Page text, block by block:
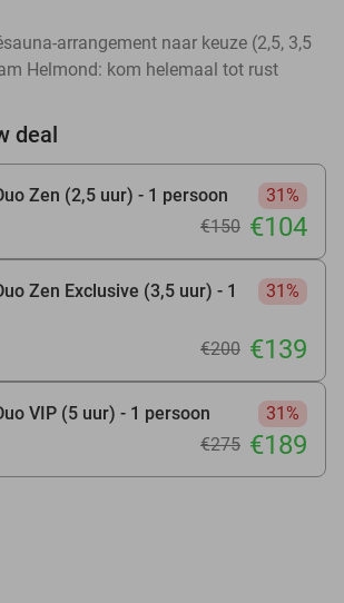
arrangement naar keuze (2,5, 3,5
Helmond: kom helemaal tot rust
deal
Zen (2,5 uur) - 1 persoon
31%
€150 €104
Zen Exclusive (3,5 uur) - 1
31%
€200 €139
VIP (5 uur) - 1 persoon
31%
€275 €189